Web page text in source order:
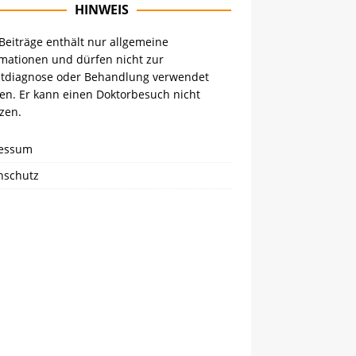
HINWEIS
enthält nur allgemeine
und dürfen nicht zur
oder Behandlung verwendet
Er kann einen Doktorbesuch nicht